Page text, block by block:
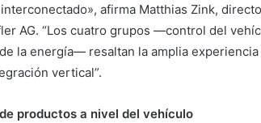
afirma Matthias Zink,
AG. “Los cuatro grupos —control del
la energía— resaltan la amplia
vertical”.
productos a nivel del vehículo